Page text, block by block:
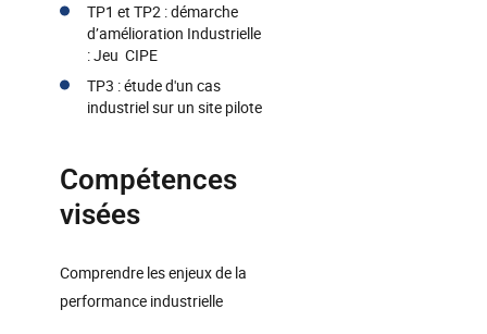
TP1 et TP2 : démarche
d’amélioration Industrielle
: Jeu CIPE
TP3 : étude d'un cas
industriel sur un site pilote
Compétences
visées
Comprendre les enjeux de la
performance industrielle